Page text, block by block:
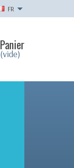
FR
Panier
(vide)